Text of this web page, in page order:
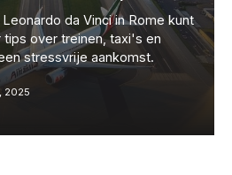
da Vinci in Rome kunt
over treinen, taxi's en
stressvrije aankomst.
2025